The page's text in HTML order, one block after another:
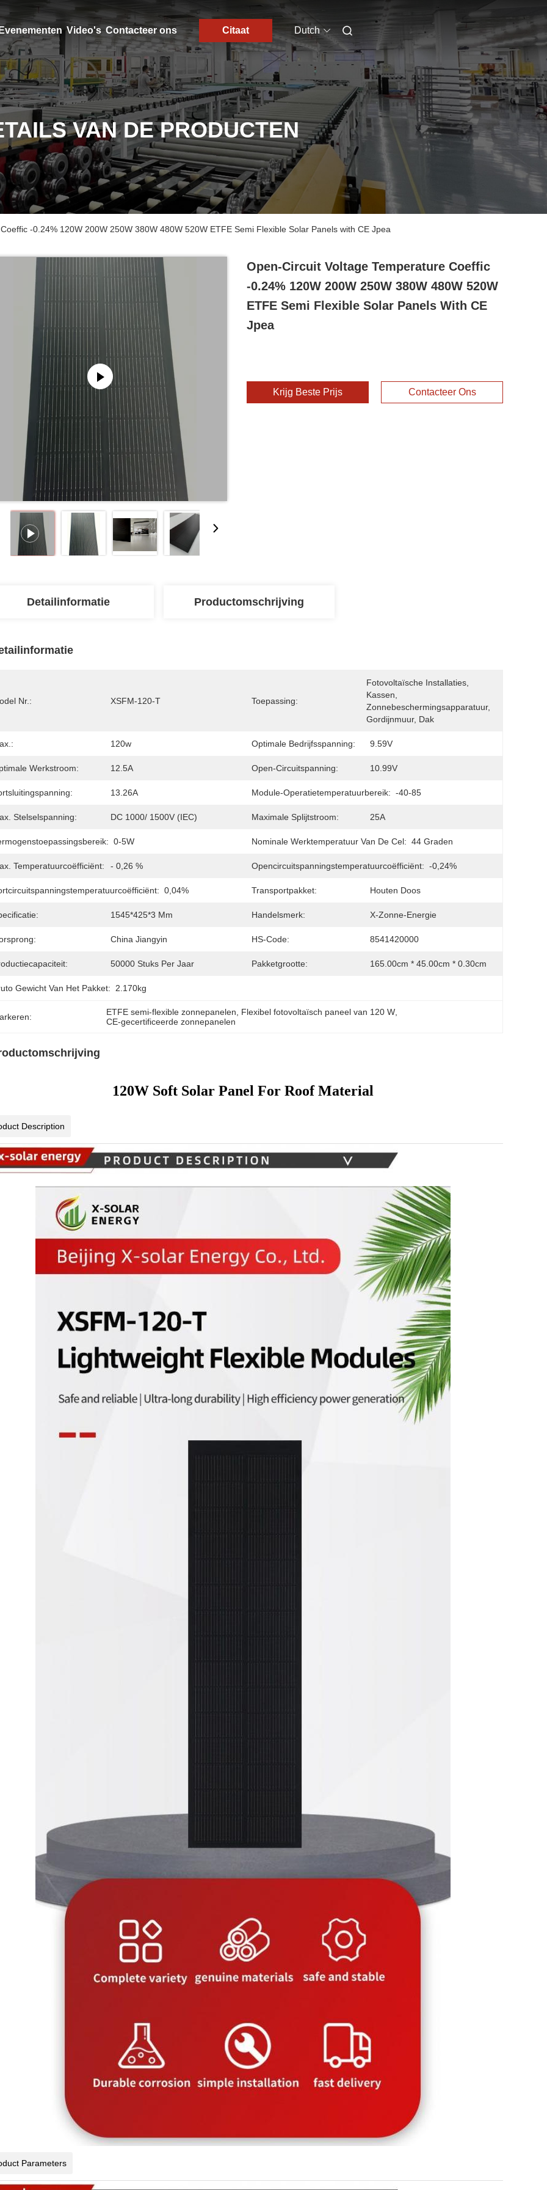
Video's Contacteer ons Citaat Dutch
VAN DE PRODUCTEN
-0.24% 120W 200W 250W 380W 480W 520W ETFE Semi Flexible Solar Panels with CE Jpea
Open-Circuit Voltage Temperature Coeffic
-0.24% 120W 200W 250W 380W 480W 520W
ETFE Semi Flexible Solar Panels With CE
Jpea
Krijg Beste Prijs Contacteer Ons
Detailinformatie Productomschrijving
Nr.: XSFM-120-T Toepassing:
Fotovoltaïsche Installaties,
Kassen,
Zonnebeschermingsapparatuur,
Gordijnmuur, Dak
120w Optimale Bedrijfsspanning: 9.59V
Werkstroom: 12.5A Open-Circuitspanning: 10.99V
13.26A Module-Operatietemperatuurbereik: -40-85
Stelselspanning: DC 1000/ 1500V (IEC) Maximale Splijtstroom: 25A
0-5W Nominale Werktemperatuur Van De Cel: 44 Graden
Temperatuurcoëfficiënt: - 0,26 % Opencircuitspanningstemperatuurcoëfficiënt: -0,24%
0,04% Transportpakket: Houten Doos
1545*425*3 Mm Handelsmerk: X-Zonne-Energie
China Jiangyin HS-Code: 8541420000
50000 Stuks Per Jaar Pakketgrootte: 165.00cm * 45.00cm * 0.30cm
Gewicht Van Het Pakket: 2.170kg
ETFE semi-flexible zonnepanelen Flexibel fotovoltaïsch paneel van 120 W
CE-gecertificeerde zonnepanelen
120W Soft Solar Panel For Roof Material
Description
Parameters